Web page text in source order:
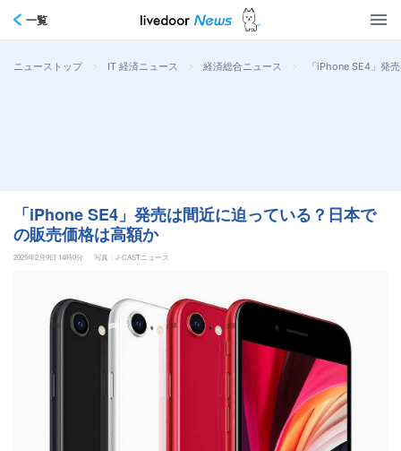
一覧
ニューストップ > IT 経済ニュース > 経済総合ニュース > 「iPhone SE4」発
「iPhone SE4」発売は間近に迫っている？日本で
の販売価格は高額か
2025年2月9日 14時0分 写真：J-CASTニュース